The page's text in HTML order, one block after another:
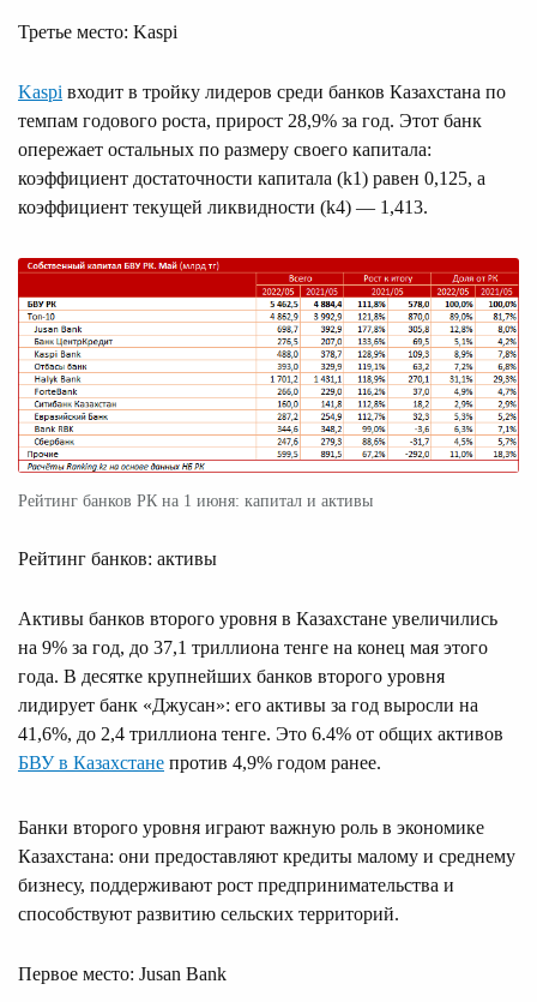
Третье место: Kaspi
Kaspi входит в тройку лидеров среди банков Казахстана по
темпам годового роста, прирост 28,9% за год. Этот банк
опережает остальных по размеру своего капитала:
коэффициент достаточности капитала (k1) равен 0,125, а
коэффициент текущей ликвидности (k4) — 1,413.
Рейтинг банков РК на 1 июня: капитал и активы
Рейтинг банков: активы
Активы банков второго уровня в Казахстане увеличились
на 9% за год, до 37,1 триллиона тенге на конец мая этого
года. В десятке крупнейших банков второго уровня
лидирует банк «Джусан»: его активы за год выросли на
41,6%, до 2,4 триллиона тенге. Это 6.4% от общих активов
БВУ в Казахстане против 4,9% годом ранее.
Банки второго уровня играют важную роль в экономике
Казахстана: они предоставляют кредиты малому и среднему
бизнесу, поддерживают рост предпринимательства и
способствуют развитию сельских территорий.
Первое место: Jusan Bank